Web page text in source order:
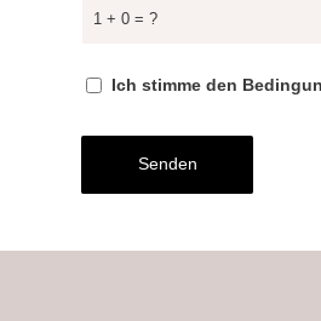
1 + 0 = ?
Ich stimme den